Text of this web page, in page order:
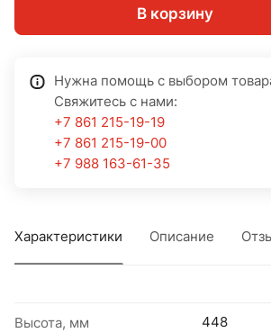
В корзину
Нужна помощь с выбором
Свяжитесь с нами:
+7 861 215-19-19
+7 861 215-19-00
+7 988 163-61-35
Характеристики Описание
Высота, мм 448